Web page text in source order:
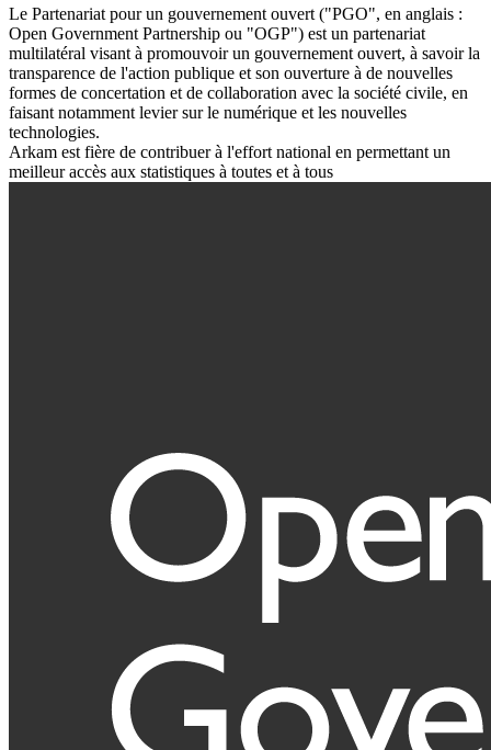
Le Partenariat pour un gouvernement ouvert ("PGO", en anglais :
Open Government Partnership ou "OGP") est un partenariat
multilatéral visant à promouvoir un gouvernement ouvert, à savoir la
transparence de l'action publique et son ouverture à de nouvelles
formes de concertation et de collaboration avec la société civile, en
faisant notamment levier sur le numérique et les nouvelles
technologies.
Arkam est fière de contribuer à l'effort national en permettant un
meilleur accès aux statistiques à toutes et à tous